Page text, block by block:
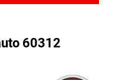
60312